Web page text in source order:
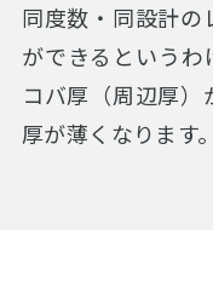
同度数・同設計
ができるという
コバ厚（周辺厚
厚が薄くなります。